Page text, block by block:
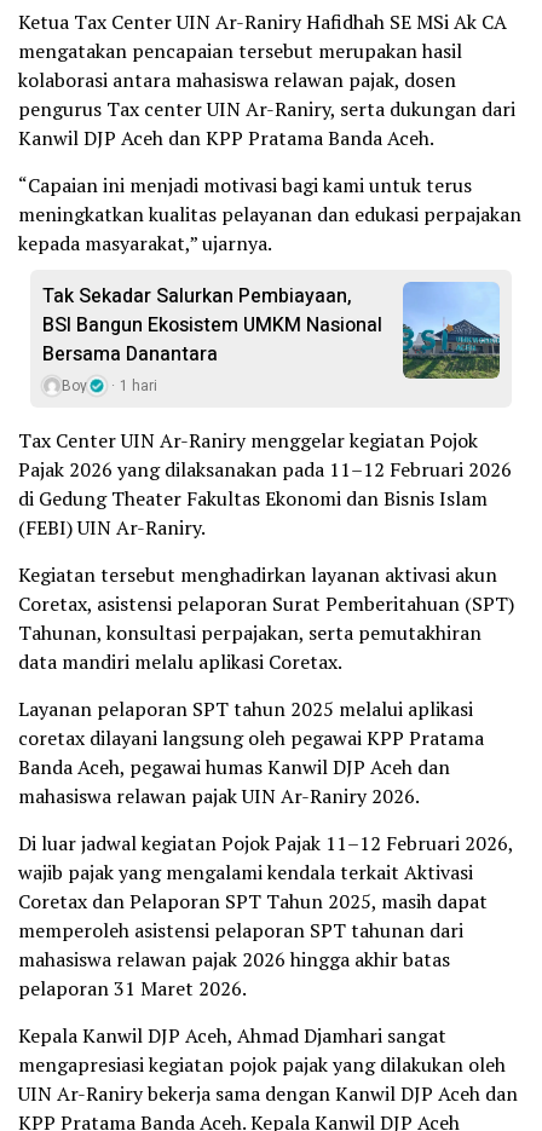
Ketua Tax Center UIN Ar-Raniry Hafidhah SE MSi Ak CA
mengatakan pencapaian tersebut merupakan hasil
kolaborasi antara mahasiswa relawan pajak, dosen
pengurus Tax center UIN Ar-Raniry, serta dukungan dari
Kanwil DJP Aceh dan KPP Pratama Banda Aceh.
“Capaian ini menjadi motivasi bagi kami untuk terus
meningkatkan kualitas pelayanan dan edukasi perpajakan
kepada masyarakat,” ujarnya.
Tak Sekadar Salurkan Pembiayaan,
BSI Bangun Ekosistem UMKM Nasional
Bersama Danantara
Boy 1 hari
Tax Center UIN Ar-Raniry menggelar kegiatan Pojok
Pajak 2026 yang dilaksanakan pada 11–12 Februari 2026
di Gedung Theater Fakultas Ekonomi dan Bisnis Islam
(FEBI) UIN Ar-Raniry.
Kegiatan tersebut menghadirkan layanan aktivasi akun
Coretax, asistensi pelaporan Surat Pemberitahuan (SPT)
Tahunan, konsultasi perpajakan, serta pemutakhiran
data mandiri melalu aplikasi Coretax.
Layanan pelaporan SPT tahun 2025 melalui aplikasi
coretax dilayani langsung oleh pegawai KPP Pratama
Banda Aceh, pegawai humas Kanwil DJP Aceh dan
mahasiswa relawan pajak UIN Ar-Raniry 2026.
Di luar jadwal kegiatan Pojok Pajak 11–12 Februari 2026,
wajib pajak yang mengalami kendala terkait Aktivasi
Coretax dan Pelaporan SPT Tahun 2025, masih dapat
memperoleh asistensi pelaporan SPT tahunan dari
mahasiswa relawan pajak 2026 hingga akhir batas
pelaporan 31 Maret 2026.
Kepala Kanwil DJP Aceh, Ahmad Djamhari sangat
mengapresiasi kegiatan pojok pajak yang dilakukan oleh
UIN Ar-Raniry bekerja sama dengan Kanwil DJP Aceh dan
KPP Pratama Banda Aceh. Kepala Kanwil DJP Aceh